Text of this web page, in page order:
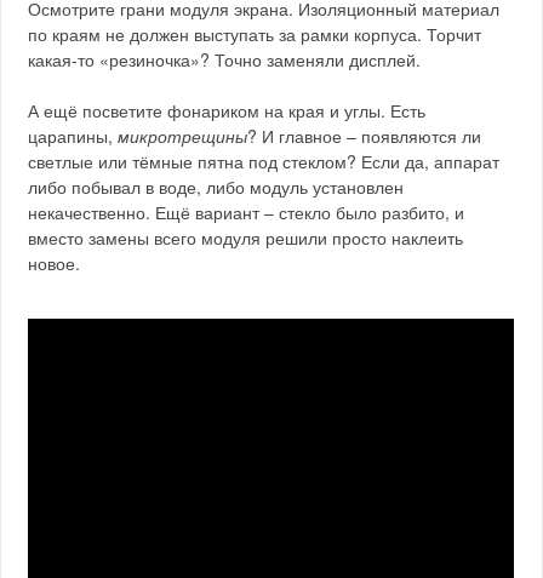
Осмотрите грани модуля экрана. Изоляционный материал
по краям не должен выступать за рамки корпуса. Торчит
какая-то «резиночка»? Точно заменяли дисплей.
А ещё посветите фонариком на края и углы. Есть
царапины,микротрещины? И главное – появляются ли
светлые или тёмные пятна под стеклом? Если да, аппарат
либо побывал в воде, либо модуль установлен
некачественно. Ещё вариант – стекло было разбито, и
вместо замены всего модуля решили просто наклеить
новое.